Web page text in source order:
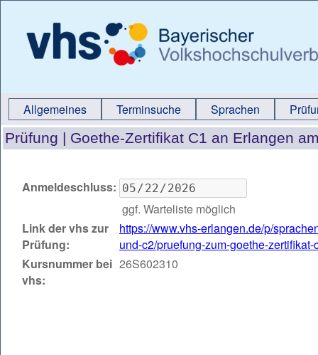
Allgemeines Terminsuche Sprachen
Prüfung | Goethe-Zertifikat C1 an Erlangen
Anmeldeschluss:
ggf. Warteliste möglich
Link der vhs zur
Prüfung:
https://www.vhs-erlangen.de/p/
und-c2/pruefung-zum-goethe-
Kursnummer bei
vhs:
26S602310